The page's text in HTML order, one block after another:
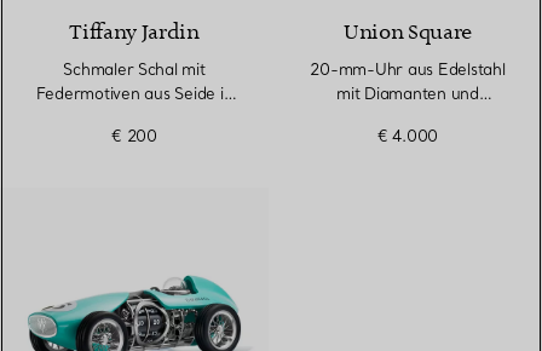
Tiffany Jardin
Schmaler Schal mit
Federmotiven aus Seide in
€ 200
Union Square
20-mm-Uhr aus Edelstahl
mit Diamanten und
€ 4.000